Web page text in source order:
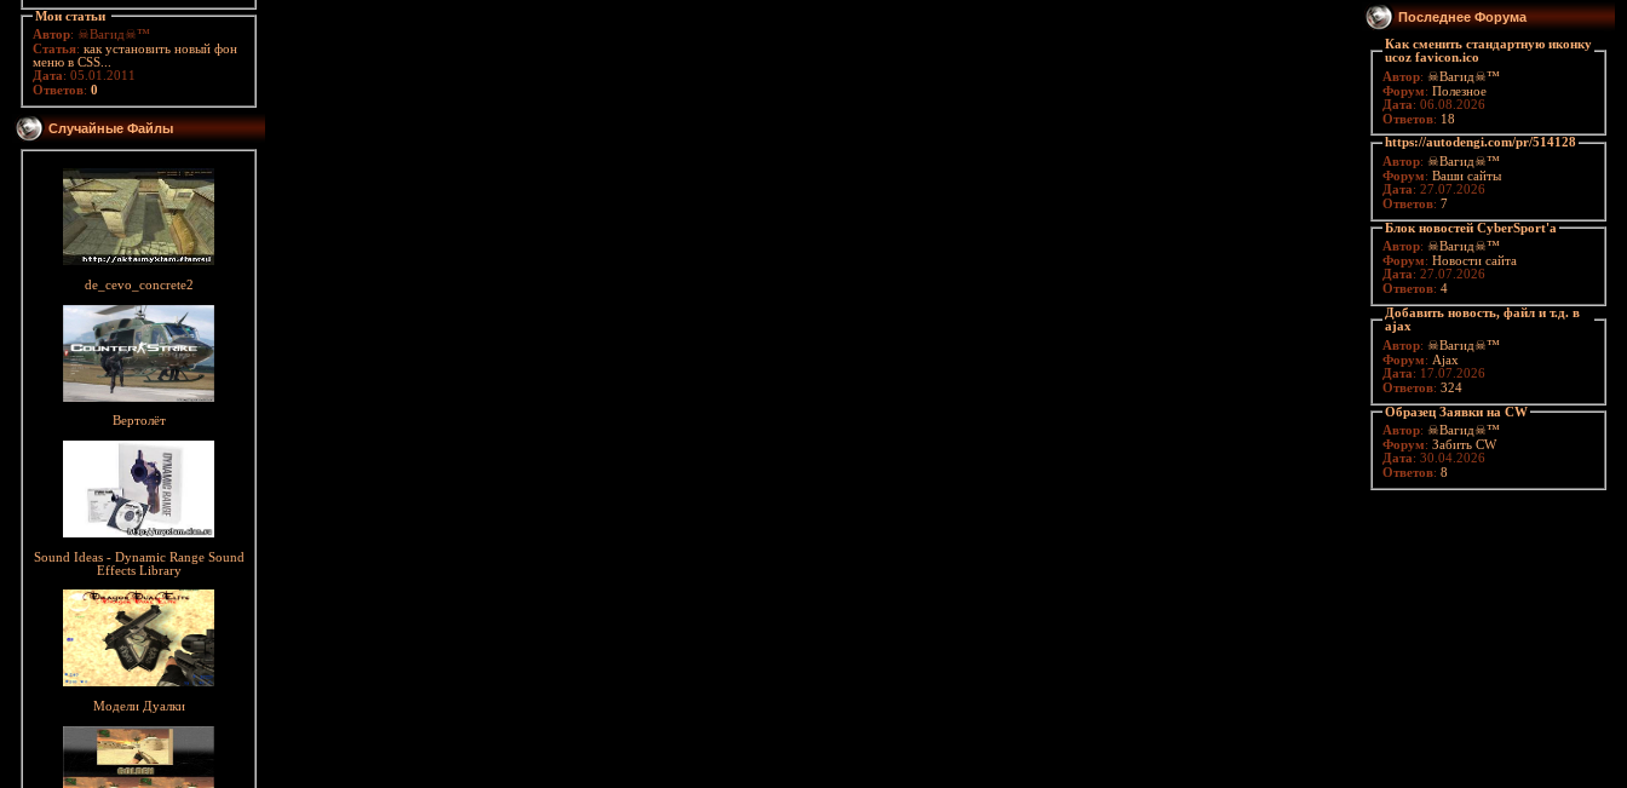
Мои статьи
Автор: ☠Вагид☠™
Статья: как установить новый фон
меню в CSS...
Дата: 05.01.2011
Ответов: 0
Случайные Файлы
de_cevo_concrete2
Вертолёт
Sound Ideas - Dynamic Range Sound
Effects Library
Модели Дуалки
Последнее Форума
Как сменить стандартную иконку
ucoz favicon.ico
Автор: ☠Вагид☠™
Форум: Полезное
Дата: 06.08.2026
Ответов: 18
https://autodengi.com/pr/514128
Автор: ☠Вагид☠™
Форум: Ваши сайты
Дата: 27.07.2026
Ответов: 7
Блок новостей CyberSport'a
Автор: ☠Вагид☠™
Форум: Новости сайта
Дата: 27.07.2026
Ответов: 4
Добавить новость, файл и т.д. в
ajax
Автор: ☠Вагид☠™
Форум: Ajax
Дата: 17.07.2026
Ответов: 324
Образец Заявки на CW
Автор: ☠Вагид☠™
Форум: Забить CW
Дата: 30.04.2026
Ответов: 8